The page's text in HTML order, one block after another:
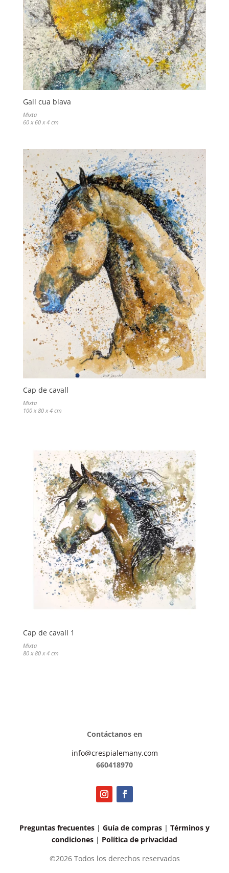
Gall cua blava
Mixta
60 x 60 x 4 cm
Cap de cavall
Mixta
100 x 80 x 4 cm
Cap de cavall 1
Mixta
80 x 80 x 4 cm
Contáctanos en
info@crespialemany.com
660418970
Preguntas frecuentes | Guía de compras | Términos y
condiciones | Política de privacidad
©2026 Todos los derechos reservados